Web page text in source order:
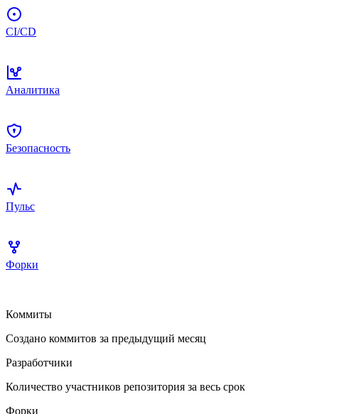
CI/CD
Аналитика
Безопасность
Пульс
Форки
Коммиты
Создано коммитов за предыдущий месяц
Разработчики
Количество участников репозитория за весь срок
Форки